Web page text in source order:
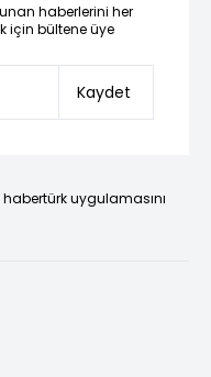
haberlerini her
için bültene üye
Kaydet
uygulamasını